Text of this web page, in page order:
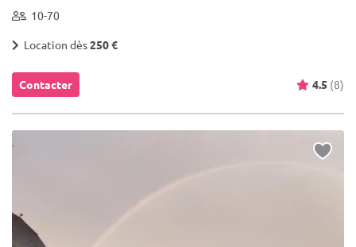
10-70
Location dès250 €
Contacter 4.5 (8)